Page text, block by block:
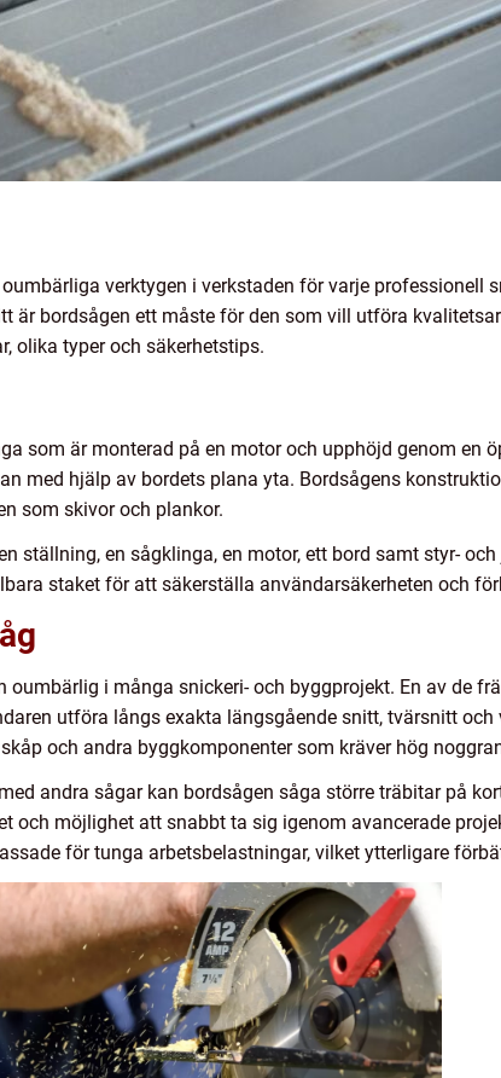
verktygen i verkstaden för varje professionell
är bordsågen ett måste för den som vill utföra
olika typer och säkerhetstips.
som är monterad på en motor och upphöjd genom en
med hjälp av bordets plana yta. Bordsågens
som skivor och plankor.
ställning, en sågklinga, en motor, ett bord samt styr-
staket för att säkerställa användarsäkerheten och
oumbärlig i många snickeri- och byggprojekt. En av de
utföra långs exakta längsgående snitt, tvärsnitt
och andra byggkomponenter som kräver hög
andra sågar kan bordsågen såga större träbitar på
och möjlighet att snabbt ta sig igenom avancerade
för tunga arbetsbelastningar, vilket ytterligare